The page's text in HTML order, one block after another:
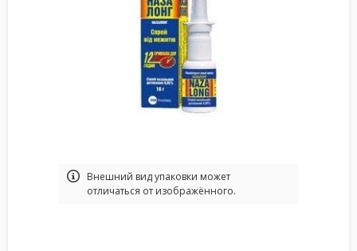
Bнешний вид упаковки может
отличаться от изображённого.